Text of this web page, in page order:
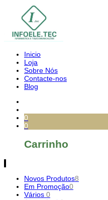
Inicio
Loja
Sobre Nós
Contacte-nos
Blog
0
0
Carrinho
Novos Produtos8
Em Promoção0
Vários 0